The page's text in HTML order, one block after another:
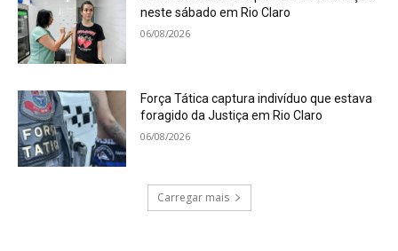
neste sábado em Rio Claro
06/08/2026
Força Tática captura indivíduo que estava
foragido da Justiça em Rio Claro
06/08/2026
Carregar mais